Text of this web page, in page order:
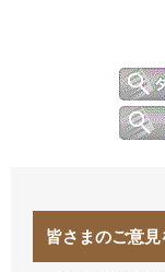
皆さまのご意